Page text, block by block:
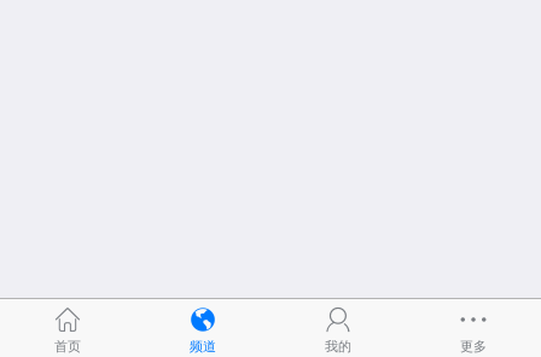
首页 频道 我的 更多